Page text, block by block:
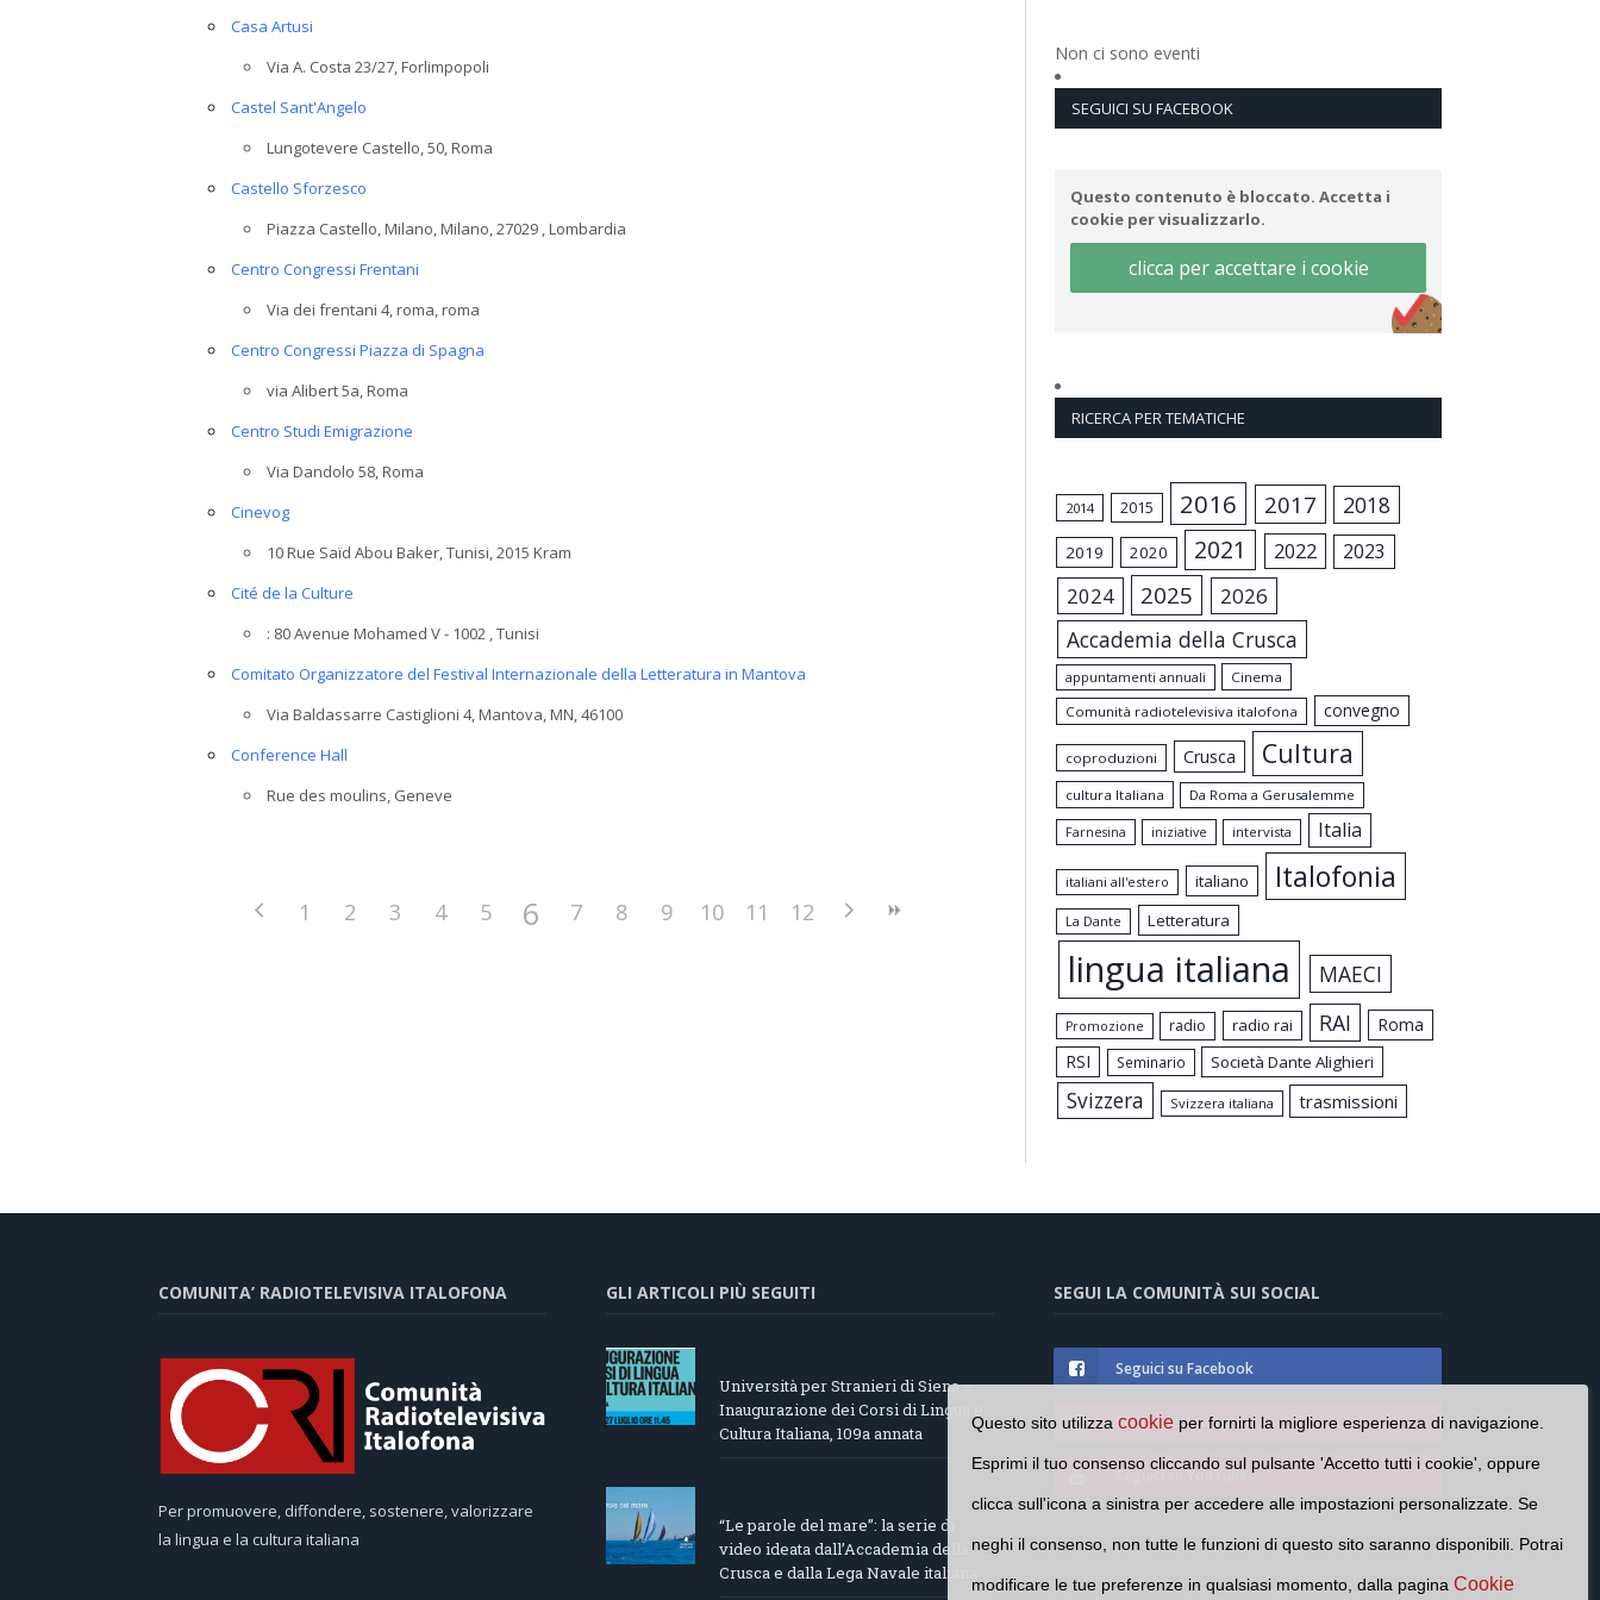
Luoghi movimentati?
Casa Artusi
Via A. Costa 23/27, Forlimpopoli
Castel Sant'Angelo
Lungotevere Castello, 50, Roma
Castello Sforzesco
Piazza Castello, Milano, Milano, 27029 , Lombardia
Centro Congressi Frentani
Via dei frentani 4, roma, roma
Centro Congressi Piazza di Spagna
via Alibert 5a, Roma
Centro Studi Emigrazione
Via Dandolo 58, Roma
Cinevog
10 Rue Saïd Abou Baker, Tunisi, 2015 Kram
Cité de la Culture
: 80 Avenue Mohamed V - 1002 , Tunisi
Comitato Organizzatore del Festival Internazionale della Letteratura in Mantova
Via Baldassarre Castiglioni 4, Mantova, MN, 46100
Conference Hall
Rue des moulins, Geneve
1 2 3 4 5 6 7 8 9 10 11 12
Non ci sono eventi
SEGUICI SU FACEBOOK
Questo contenuto è bloccato. Accetta i
cookie per visualizzarlo.
clicca per accettare i cookie
RICERCA PER TEMATICHE
2014 2015 2016 2017 2018
2019 2020 2021 2022 2023
2024 2025 2026
Accademia della Crusca
appuntamenti annuali
Cinema
Comunità radiotelevisiva italofona
convegno
coproduzioni Crusca Cultura
cultura Italiana Da Roma a Gerusalemme
Farnesina iniziative intervista Italia
italiani all'estero italiano Italofonia
La Dante Letteratura
lingua italiana MAECI
Promozione radio radio rai RAI
Roma
RSI
Seminario Società Dante Alighieri
Svizzera Svizzera italiana trasmissioni
COMUNITA’ RADIOTELEVISIVA ITALOFONA
Per promuovere, diffondere, sostenere, valorizzare
la lingua e la cultura italiana
GLI ARTICOLI PIÙ SEGUITI
Università per Stranieri di Siena –
Inaugurazione dei Corsi di Lingua e
Cultura Italiana, 109a annata
“Le parole del mare”: la serie di
video ideata dall’Accademia della
Crusca e dalla Lega Navale italiana
SEGUI LA COMUNITÀ SUI SOCIAL
Seguici su Facebook
Seguici su Instagram
Seguici su YouTube
Questo sito utilizzacookie per fornirti la migliore esperienza di navigazione.
Esprimi il tuo consenso cliccando sul pulsante 'Accetto tutti i cookie', oppure
clicca sull'icona a sinistra per accedere alle impostazioni personalizzate. Se
neghi il consenso, non tutte le funzioni di questo sito saranno disponibili. Potrai
modificare le tue preferenze in qualsiasi momento, dalla pagina Cookie